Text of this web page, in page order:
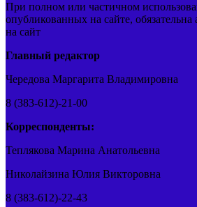
При полном или частичном
опубликованных на сайте, обязательна
на сайт
Главный редактор
Чередова Маргарита Владимировна
8 (383-612)-21-00
Корреспонденты:
Теплякова Марина Анатольевна
Николайзина Юлия Викторовна
8 (383-612)-22-43